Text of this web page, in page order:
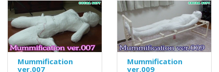
Mummification
ver.007
Mummification
ver.009